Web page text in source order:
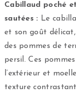
Cabillaud poché
sautées :
Le
et son goût
des pommes de
persil. Ces
l’extérieur et
texture